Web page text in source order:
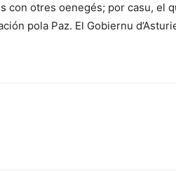
con otres oenegés; por casu, el
pola Paz. El Gobiernu